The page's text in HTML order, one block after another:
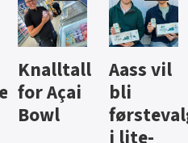
Brus og
jus fra
Berentsen
Hard
iste fra
Hansa